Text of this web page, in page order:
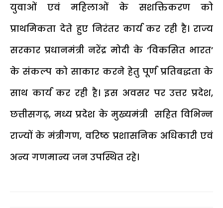
युवाओं एवं महिलाओं के सशक्तिकरण को
प्राथमिकता देते हुए निरंतर कार्य कर रही है। राज्य
सरकार प्रधानमंत्री नरेंद्र मोदी के ‘विकसित भारत’
के संकल्प को साकार करने हेतु पूर्ण प्रतिबद्धता के
साथ कार्य कर रही है। इस अवसर पर उत्तर प्रदेश,
छत्तीसगढ़, मध्य प्रदेश के मुख्यमंत्री सहित विभिन्न
राज्यों के मंत्रीगण, वरिष्ठ प्रशासनिक अधिकारी एवं
अन्य गणमान्य जन उपस्थित रहे।